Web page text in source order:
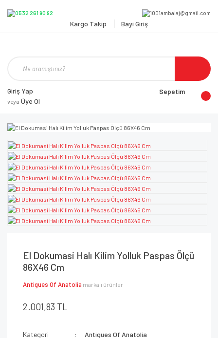
Kargo Takip Bayi Giriş
Giriş Yap
veya Üye Ol
Sepetim
El Dokumasi Halı Kilim Yolluk Paspas Ölçü
86X46 Cm
Antigues Of Anatolia markalı ürünler
2.001,83 TL
Kategori
Antigues Of Anatolia